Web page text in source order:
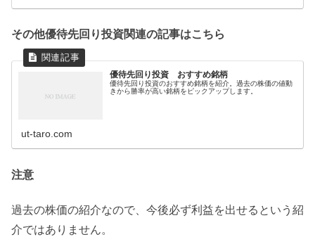
その他優待先回り投資関連の記事はこちら
優待先回り投資 おすすめ銘柄
優待先回り投資のおすすめ銘柄を紹介。過去の株価の値動
きから勝率が高い銘柄をピックアップします。
ut-taro.com
注意
過去の株価の紹介なので、今後必ず利益を出せるという紹
介ではありません。